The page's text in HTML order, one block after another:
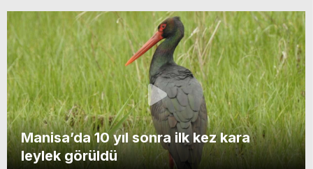
Manisa’da 10 yıl sonra ilk kez kara
leylek görüldü